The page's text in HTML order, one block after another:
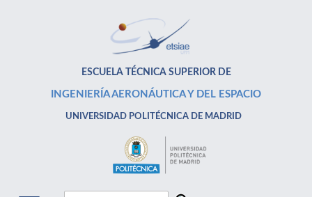
ESCUELA TÉCNICA SUPERIOR DE
INGENIERÍA AERONÁUTICA Y DEL ESPACIO
UNIVERSIDAD POLITÉCNICA DE MADRID